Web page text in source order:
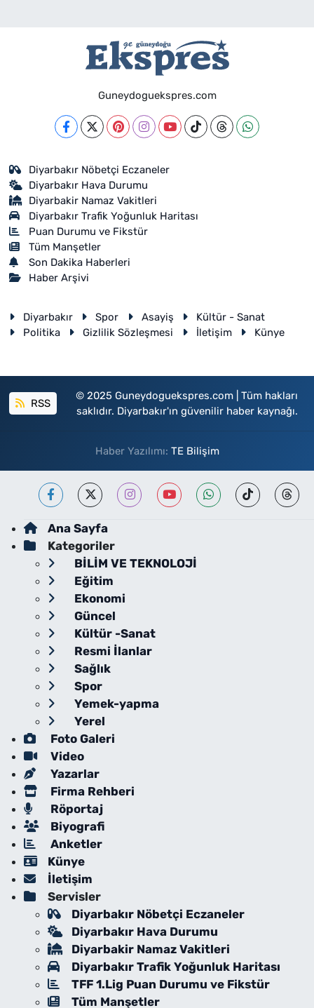
Guneydoguekspres.com
Diyarbakır Nöbetçi Eczaneler
Diyarbakır Hava Durumu
Diyarbakir Namaz Vakitleri
Diyarbakır Trafik Yoğunluk Haritası
Puan Durumu ve Fikstür
Tüm Manşetler
Son Dakika Haberleri
Haber Arşivi
Diyarbakır Spor Asayiş
Kültür - Sanat
Politika
Gizlilik Sözleşmesi İletişim Künye
RSS
© 2025 Guneydoguekspres.com | Tüm hakları
saklıdır. Diyarbakır'ın güvenilir haber kaynağı.
Haber Yazılımı: TE Bilişim
Ana Sayfa
Kategoriler
BİLİM VE TEKNOLOJİ
Eğitim
Ekonomi
Güncel
Kültür -Sanat
Resmi İlanlar
Sağlık
Spor
Yemek-yapma
Yerel
Foto Galeri
Video
Yazarlar
Firma Rehberi
Röportaj
Biyografi
Anketler
Künye
İletişim
Servisler
Diyarbakır Nöbetçi Eczaneler
Diyarbakır Hava Durumu
Diyarbakir Namaz Vakitleri
Diyarbakır Trafik Yoğunluk Haritası
TFF 1.Lig Puan Durumu ve Fikstür
Tüm Manşetler